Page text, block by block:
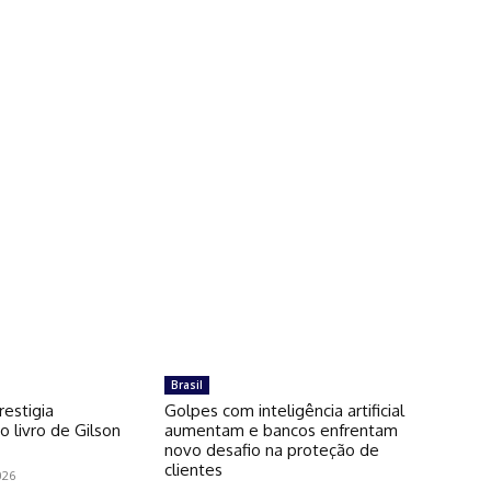
livro de Gilson
Brasil
Golpes com inteligência artificial
aumentam e bancos enfrentam
novo desafio na proteção de
clientes